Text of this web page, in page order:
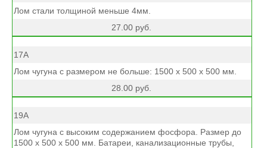
Лом стали толщиной меньше 4мм.
27.00 руб.
17А
Лом чугуна с размером не больше: 1500 х 500 х 500 мм.
28.00 руб.
19А
Лом чугуна с высоким содержанием фосфора. Размер до
1500 х 500 х 500 мм. Батареи, канализационные трубы,